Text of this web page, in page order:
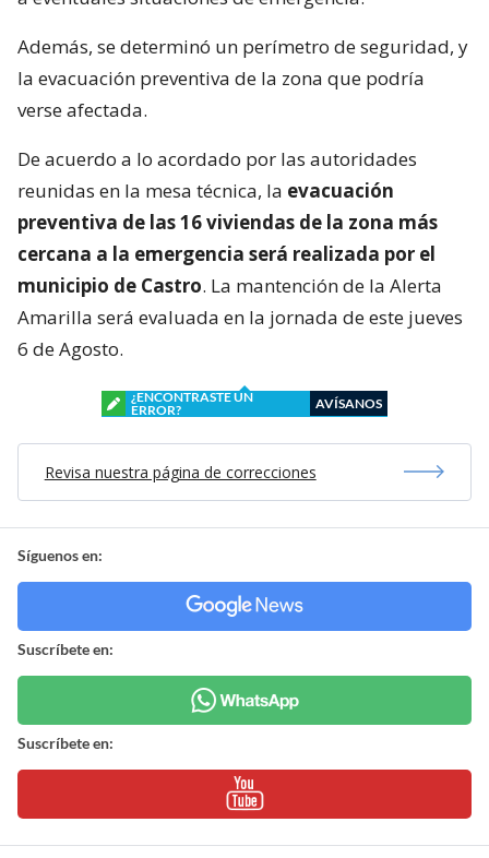
Además, se determinó un perímetro de seguridad, y
la evacuación preventiva de la zona que podría
verse afectada.
De acuerdo a lo acordado por las autoridades
reunidas en la mesa técnica, la evacuación
preventiva de las 16 viviendas de la zona más
cercana a la emergencia será realizada por el
municipio de Castro. La mantención de la Alerta
Amarilla será evaluada en la jornada de este jueves
6 de Agosto.
¿ENCONTRASTE UN
ERROR?
AVÍSANOS
Revisa nuestra página de correcciones
Síguenos en:
Suscríbete en:
Suscríbete en: